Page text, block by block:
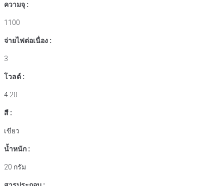
ความจุ :
1100
จ่ายไฟต่อเนื่อง :
3
โวลต์ :
4.20
สี :
เขียว
น้ำหนัก :
20 กรัม